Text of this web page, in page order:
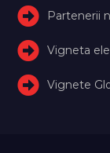
Partenerii
Vigneta
Vignete